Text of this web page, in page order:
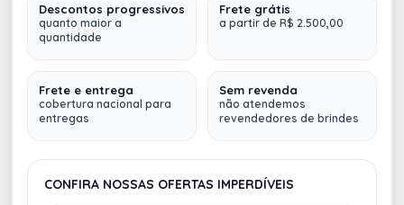
Petisqueira de bambu retangular 30 x 20
Largura :20 cm
Espessura :2 cm
Medidas aproximadas para gravação (CxL):
Descontos progressivos
quanto maior a
quantidade
Frete grátis
a partir de R$ 2.500,00
Frete e entrega
cobertura nacional para
entregas
Sem revenda
não atendemos
revendedores de brindes
CONFIRA NOSSAS OFERTAS IMPERDÍVEIS